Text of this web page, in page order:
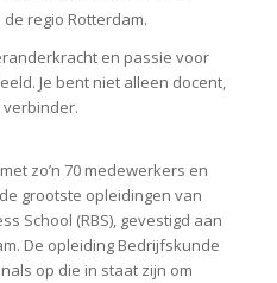
regio Rotterdam.
en passie voor
Je bent niet alleen docent,
verbinder.
zo’n 70 medewerkers en
grootste opleidingen van
School (RBS), gevestigd aan
De opleiding Bedrijfskunde
op die in staat zijn om